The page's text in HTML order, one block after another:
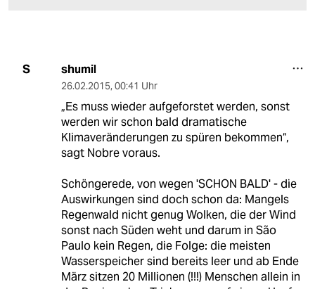
S shumil
26.02.2015, 00:41 Uhr
„Es muss wieder aufgeforstet werden, sonst
werden wir schon bald dramatische
Klimaveränderungen zu spüren bekommen“,
sagt Nobre voraus.
Schöngerede, von wegen 'SCHON BALD' - die
Auswirkungen sind doch schon da: Mangels
Regenwald nicht genug Wolken, die der Wind
sonst nach Süden weht und darum in São
Paulo kein Regen, die Folge: die meisten
Wasserspeicher sind bereits leer und ab Ende
März sitzen 20 Millionen (!!!) Menschen allein in